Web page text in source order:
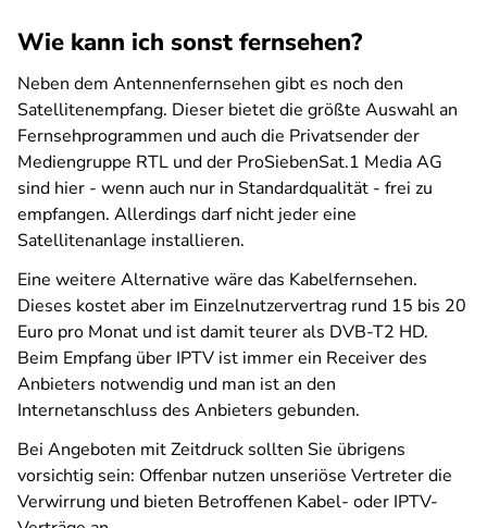
Wie kann ich sonst fernsehen?
Neben dem Antennenfernsehen gibt es noch den
Satellitenempfang. Dieser bietet die größte Auswahl an
Fernsehprogrammen und auch die Privatsender der
Mediengruppe RTL und der ProSiebenSat.1 Media AG
sind hier - wenn auch nur in Standardqualität - frei zu
empfangen. Allerdings darf nicht jeder eine
Satellitenanlage installieren.
Eine weitere Alternative wäre das Kabelfernsehen.
Dieses kostet aber im Einzelnutzervertrag rund 15 bis 20
Euro pro Monat und ist damit teurer als DVB-T2 HD.
Beim Empfang über IPTV ist immer ein Receiver des
Anbieters notwendig und man ist an den
Internetanschluss des Anbieters gebunden.
Bei Angeboten mit Zeitdruck sollten Sie übrigens
vorsichtig sein: Offenbar nutzen unseriöse Vertreter die
Verwirrung und bieten Betroffenen Kabel- oder IPTV-